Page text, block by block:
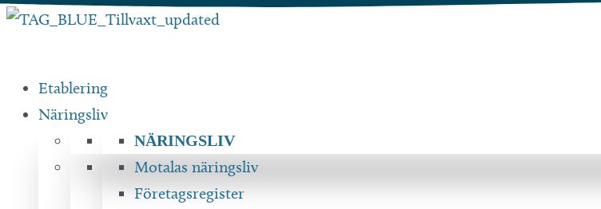
Hoppa
Etablering
Näringsliv
NÄRINGSLIV
Motalas näringsliv
Företagsregister